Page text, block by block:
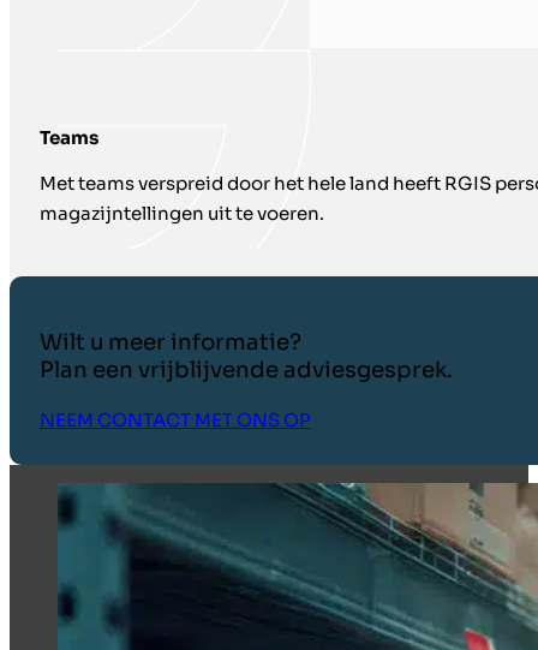
Teams
Met teams verspreid door het hele land heeft RGIS
magazijntellingen uit te voeren.
Wilt u meer informatie?
Plan een vrijblijvende adviesgesprek.
NEEM CONTACT MET ONS OP